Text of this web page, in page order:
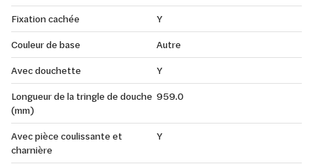
Fixation cachée
Y
Couleur de base
Autre
Avec douchette
Y
Longueur de la tringle de douche
(mm)
959.0
Avec pièce coulissante et
charnière
Y